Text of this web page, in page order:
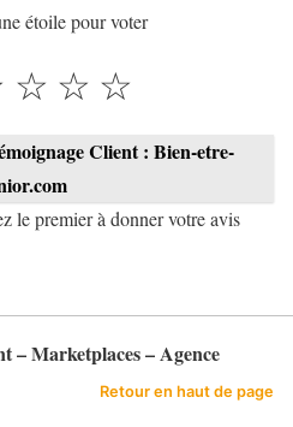
étoile pour voter
☆
☆
☆
Client : Bien-etre-
le premier à donner votre avis
– Marketplaces – Agence
Retour en haut de page